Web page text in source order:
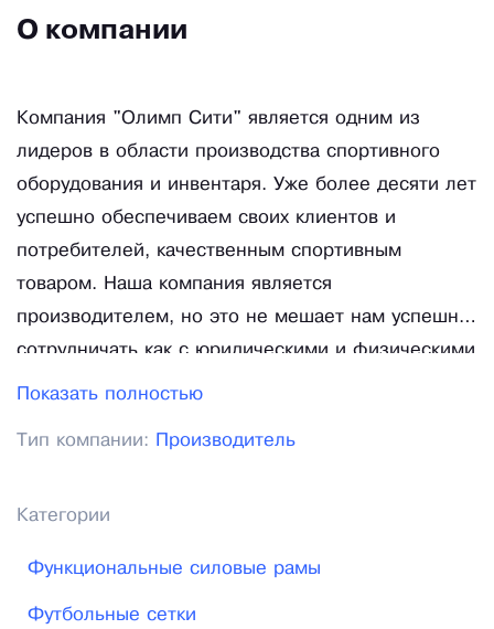
О компании
Компания "Олимп Сити" является одним из
лидеров в области производства спортивного
оборудования и инвентаря. Уже более десяти лет
успешно обеспечиваем своих клиентов и
потребителей, качественным спортивным
товаром. Наша компания является
производителем, но это не мешает нам успешно
сотрудничать как с юридическими и физическими
лицами, так и с бюджетными организациями. Наш
области, в Павлово-Посадском районе и имеет
шоссе, что упрощает доставку в Москву,
нашего склада. Мы будем рады принять Вас у
себя, при этом дадим хорошую скидку на всю
Показать полностью
Тип компании: Производитель
Категории
Функциональные силовые рамы
Футбольные сетки